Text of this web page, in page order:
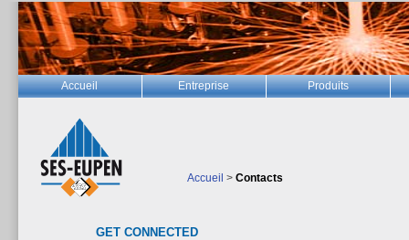
Accueil Entreprise Produits
Accueil > Contacts
GET CONNECTED